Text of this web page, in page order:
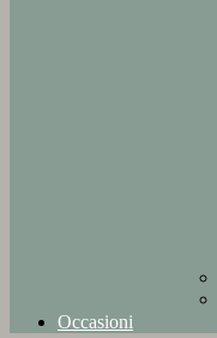
Occasioni